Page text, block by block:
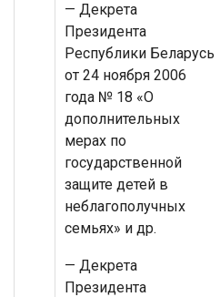
— Декрета
Президента
Республики Беларусь
от 24 ноября 2006
года № 18 «О
дополнительных
мерах по
государственной
защите детей в
неблагополучных
семьях» и др.
— Декрета
Президента